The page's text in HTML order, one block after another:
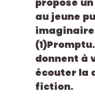
au jeune
donnent à
écouter la
fiction.